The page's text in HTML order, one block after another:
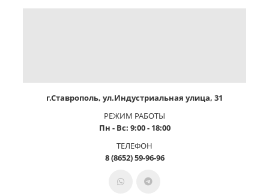
г.Ставрополь, ул.Индустриальная улица, 31
РЕЖИМ РАБОТЫ
Пн - Вс: 9:00 - 18:00
ТЕЛЕФОН
8 (8652) 59-96-96